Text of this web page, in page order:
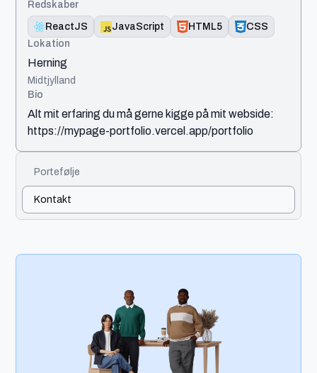
Redskaber
ReactJS
JavaScript HTML5
CSS
Lokation
Herning
Midtjylland
Bio
Alt mit erfaring du må gerne kigge på mit webside:
https://mypage-portfolio.vercel.app/portfolio
Portefølje
Kontakt